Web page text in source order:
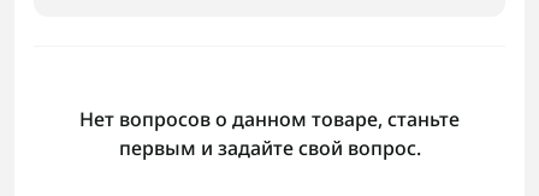
Нет вопросов о данном товаре, станьте
первым и задайте свой вопрос.